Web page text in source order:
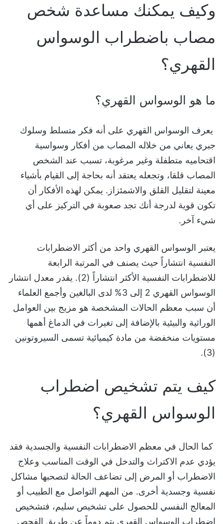
وكيف يمكنك مساعدة شخص
مصاب باضطراب الوسواس
القهري؟
ما هو الوسواس القهري؟
يعرف الوسواس القهري على أنه فكر متسلط وسلوك
جبري يعاني من خلاله المصاب من أفكار وسواسية
اقتحاميه متطفلة وغير مرغوبة، تسبب عند الشخص
المصاب قلقا، وتجعله يعتقد أنه بحاجة إلى القيام بأشياء
معينة لتقليل القلق والاشمئزاز. يمكن لهذه الأفكار أن
تكون قوية لدرجة أنك تجد صعوبة في التركيز على أي
شيء آخر.
يعتبر الوسواس القهري واحد من أكثر الاضطرابات
النفسية انتشاراً حيث يصنف في المرتبة الرابعة
للاضطرابات النفسية الأكثر انتشاراً (2)
. يقدر معدل انتشار
الوسواس القهري 2 إلى 3% لدى البالغين وأجمع العلماء
أن سبب معظم الحالات المشخصة هو مزيج بين العوامل
الوراثية والبيئية بالإضافة إلى تغيرات في الدماغ أهمها
مستويات منخفضة من مادة كيميائية تسمى السيروتونين
(3).
كيف يتم تشخيص اضطراب
الوسواس القهري؟
كما الحال في معظم الاضطرابات النفسية والجسدية فقد
يؤدي عدم الاكتراث والتدخل في الوقت المناسب وعلاج
الاضطراب أو المرض إلى تضاعف الحالة لتصحبها مشاكل
نفسية وجسدية أخرى. من المهم التواصل مع الطبيب أو
المعالج النفسي للحصول على تشخيص سليم، فتشخيص
اضطراب الوسواس القهري يتم دوماً عن طريق الفحص